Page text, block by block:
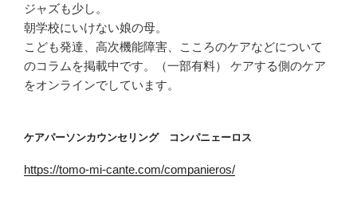
ジャズも少し。
朝学校にいけない娘の母。
こども発達、高次機能障害、こころのケアなどについて
のコラムを掲載中です。（一部有料） ケアする側のケア
をオンラインでしています。
ケアパーソンカウンセリング コンパニェーロス
https://tomo-mi-cante.com/companieros/